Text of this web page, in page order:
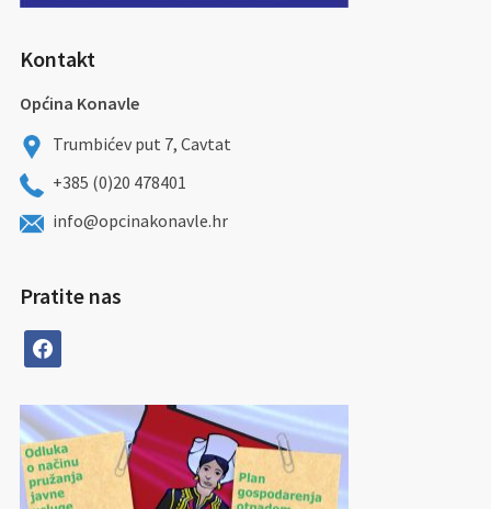
Kontakt
Općina Konavle
Trumbićev put 7, Cavtat
+385 (0)20 478401
info@opcinakonavle.hr
Pratite nas
facebook